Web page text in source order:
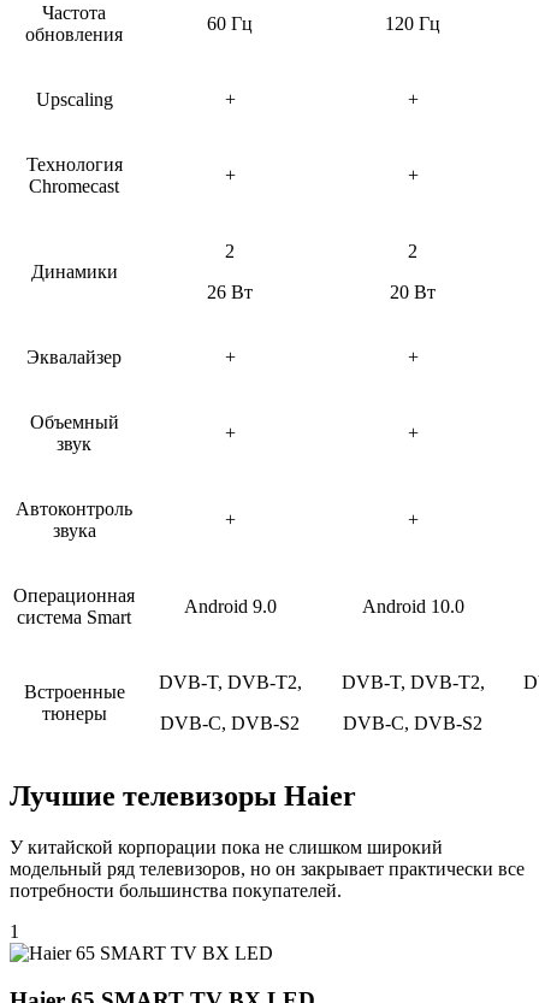
Частота
обновления
60 Гц 120 Гц
Upscaling + +
Технология
Chromecast
+ +
Динамики
2
26 Вт
2
20 Вт
Эквалайзер + +
Объемный
звук
+ +
Автоконтроль
звука
+ +
Операционная
система Smart
Android 9.0 Android 10.0
Встроенные
тюнеры
DVB-T, DVB-T2,
DVB-C, DVB-S2
DVB-T, DVB-T2,
DVB-C, DVB-S2
Лучшие телевизоры Haier
У китайской корпорации пока не слишком широкий
модельный ряд телевизоров, но он закрывает практически все
потребности большинства покупателей.
1